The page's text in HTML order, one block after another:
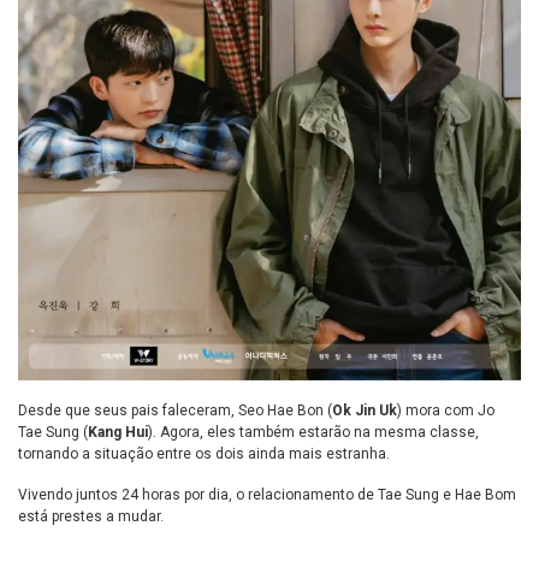
Desde que seus pais faleceram, Seo Hae Bon (Ok Jin Uk) mora com Jo
Tae Sung ( Kang Hui). Agora, eles também estarão na mesma classe,
tornando a situação entre os dois ainda mais estranha.
Vivendo juntos 24 horas por dia, o relacionamento de Tae Sung e Hae Bom
está prestes a mudar.